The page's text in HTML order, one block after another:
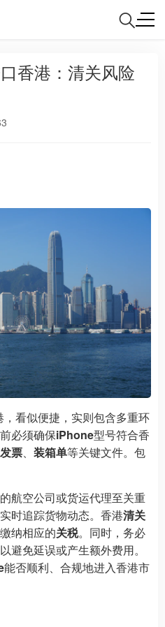
香港：清关风险
，看似便捷，实则包含多重环
必须确保iPhone型号符合香
发票、 装箱单等关键文件。包
航空公司或货运代理至关重
时追踪货物动态。香港清关
缴纳相应的关税。同时，务必
避免延误或产生额外费用。
能否顺利、合规地进入香港市